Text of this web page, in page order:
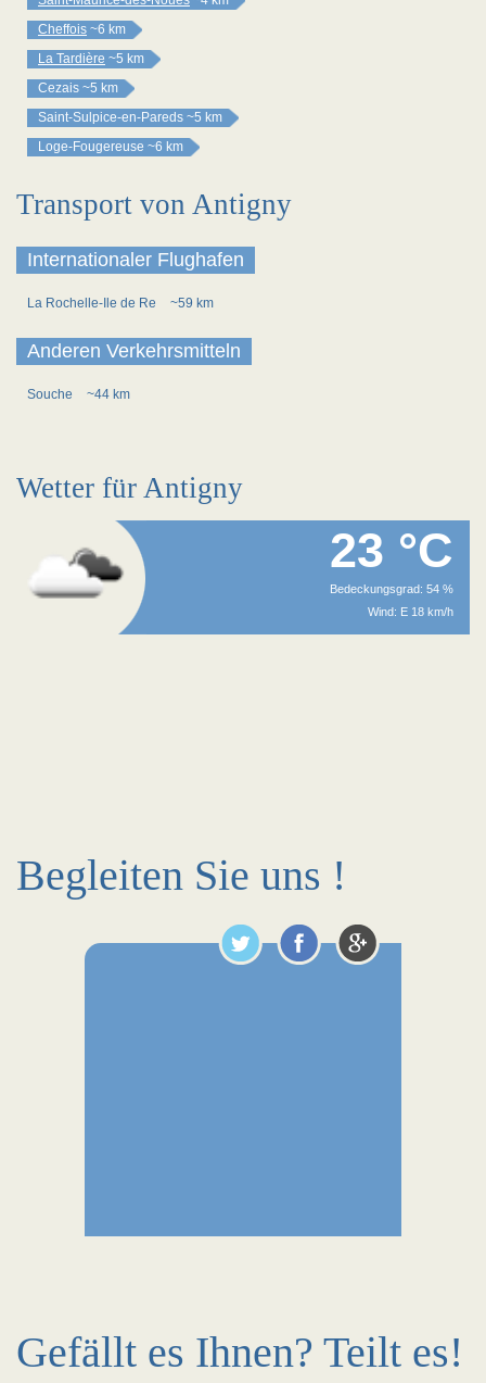
Cheffois ~6 km
La Tardière ~5 km
Cezais ~5 km
Saint-Sulpice-en-Pareds ~5 km
Loge-Fougereuse ~6 km
Transport von Antigny
Internationaler Flughafen
La Rochelle-Ile de Re ~59 km
Anderen Verkehrsmitteln
Souche ~44 km
Wetter für Antigny
23 °C
Bedeckungsgrad: 54 %
Wind: E 18 km/h
Begleiten Sie uns !
Gefällt es Ihnen? Teilt es!